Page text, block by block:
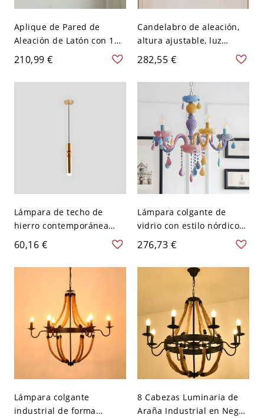
Aplique de Pared de
Aleación de Latón con 1
Luz, Lámpara LED,
Dirección de Sombra
Ambiental, y Cableado
210,99 €
Candelabro de aleación,
altura ajustable, luz
colgante, 110V-120V, 6,
vela
282,55 €
Lámpara de techo de
hierro contemporánea
con 1 luz, acabado dorado
polaco - Candelilla 110 A
120 V
60,16 €
Lámpara colgante de
vidrio con estilo nórdico
para habitación infantil -
110 A 120 V 5 Candelilla
276,73 €
Lámpara colgante
industrial de forma
8 Cabezas Luminaria de
Araña Industrial en Negro